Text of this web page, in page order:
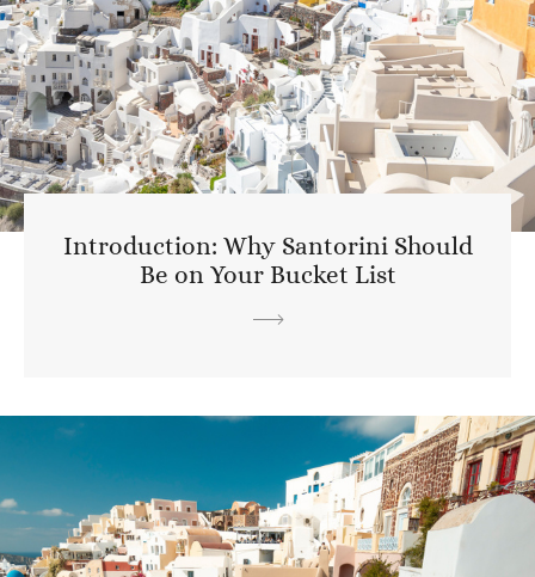
Introduction: Why Santorini Should
Be on Your Bucket List